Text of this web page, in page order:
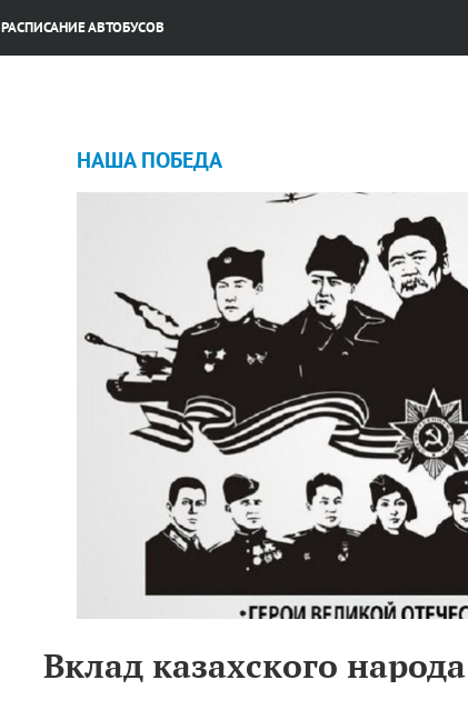
РАСПИСАНИЕ АВТОБУСОВ
НАША ПОБЕДА
Вклад казахского